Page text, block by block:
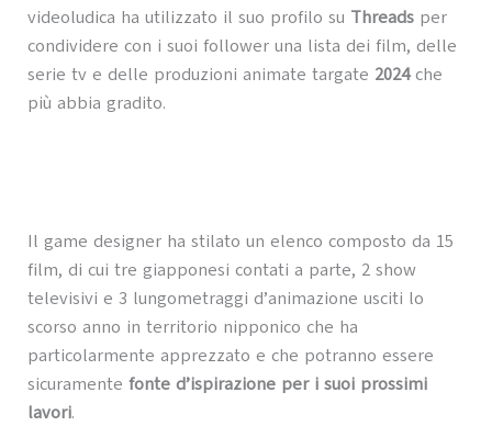
videoludica ha utilizzato il suo profilo su Threadsper
condividere con i suoi follower una lista dei film, delle
serie tv e delle produzioni animate targate 2024che
più abbia gradito.
Il game designer ha stilato un elenco composto da 15
film, di cui tre giapponesi contati a parte, 2 show
televisivi e 3 lungometraggi d’animazione usciti lo
scorso anno in territorio nipponico che ha
particolarmente apprezzato e che potranno essere
sicuramente fonte d’ispirazione per i suoi prossimi
lavori.